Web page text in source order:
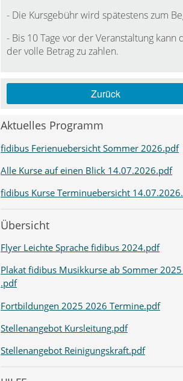
- Die Kursgebühr wird spätestens zum
- Bis 10 Tage vor der Veranstaltung
der volle Betrag zu zahlen.
Zurück
Aktuelles Programm
fidibus Ferienuebersicht Sommer 2026.pdf
Alle Kurse auf einen Blick 14.07.2026.pdf
fidibus Kurse Terminuebersicht
Übersicht
Flyer Leichte Sprache fidibus 2024.pdf
Plakat fidibus Musikkurse ab Sommer
.pdf
Fortbildungen 2025 2026 Termine.pdf
Stellenangebot Kursleitung.pdf
Stellenangebot Reinigungskraft.pdf